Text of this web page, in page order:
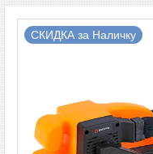
СКИДКА за Наличку